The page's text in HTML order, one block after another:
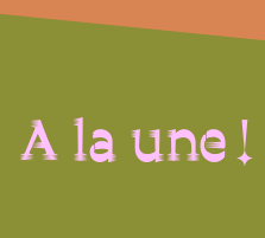
A la une !